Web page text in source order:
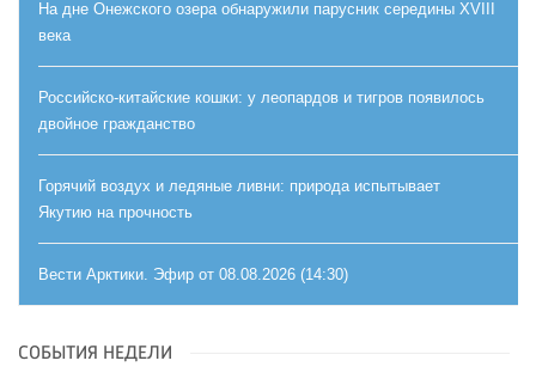
На дне Онежского озера обнаружили парусник середины XVIII
века
Российско-китайские кошки: у леопардов и тигров появилось
двойное гражданство
Горячий воздух и ледяные ливни: природа испытывает
Якутию на прочность
Вести Арктики. Эфир от 08.08.2026 (14:30)
СОБЫТИЯ НЕДЕЛИ